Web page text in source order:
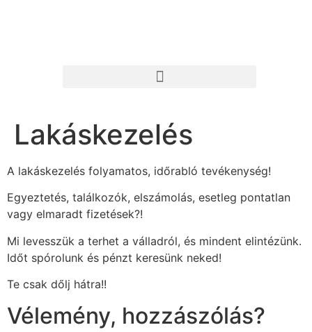
Lakáskezelés
A lakáskezelés folyamatos, időrabló tevékenység!
Egyeztetés, találkozók, elszámolás, esetleg pontatlan
vagy elmaradt fizetések?!
Mi levesszük a terhet a válladról, és mindent elintézünk.
Időt spórolunk és pénzt keresünk neked!
Te csak dőlj hátra!!
Vélemény, hozzászólás?